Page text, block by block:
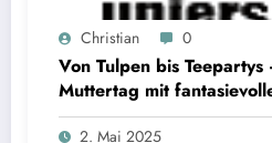
Christian 0
Von Tulpen bis
Muttertag mit
2. Mai 2025